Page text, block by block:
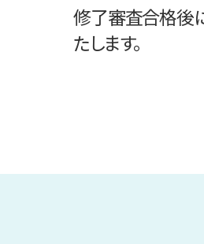
修了審査合格後
たします。